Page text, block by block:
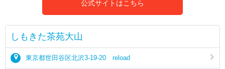
公式サイトはこちら
しもきた茶苑大山
東京都世田谷区北沢3-19-20 reload